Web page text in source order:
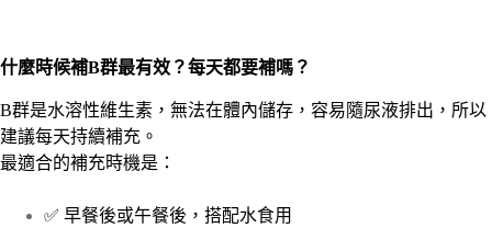
什麼時候補B群最有效？每天都要補嗎？
B群是水溶性維生素，無法在體內儲存，容易隨尿液排出，所以
建議每天持續補充。
最適合的補充時機是：
✅ 早餐後或午餐後，搭配水食用